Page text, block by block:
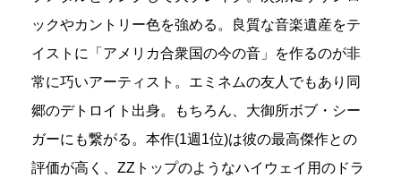
ックやカントリー色を強める。良質な音楽遺産をテ
イストに「アメリカ合衆国の今の音」を作るのが非
常に巧いアーティスト。エミネムの友人でもあり同
郷のデトロイト出身。もちろん、大御所ボブ・シー
ガーにも繋がる。本作(1週1位)は彼の最高傑作との
評価が高く、ZZトップのようなハイウェイ用のドラ